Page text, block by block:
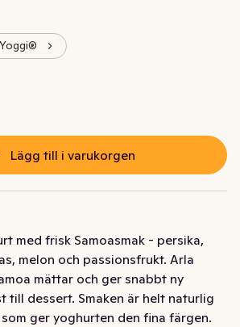
kr
Lägg till i varukorgen
med frisk Samoasmak - persika,
melon och passionsfrukt. Arla
mättar och ger snabbt ny
till dessert. Smaken är helt naturlig
ger yoghurten den fina färgen.